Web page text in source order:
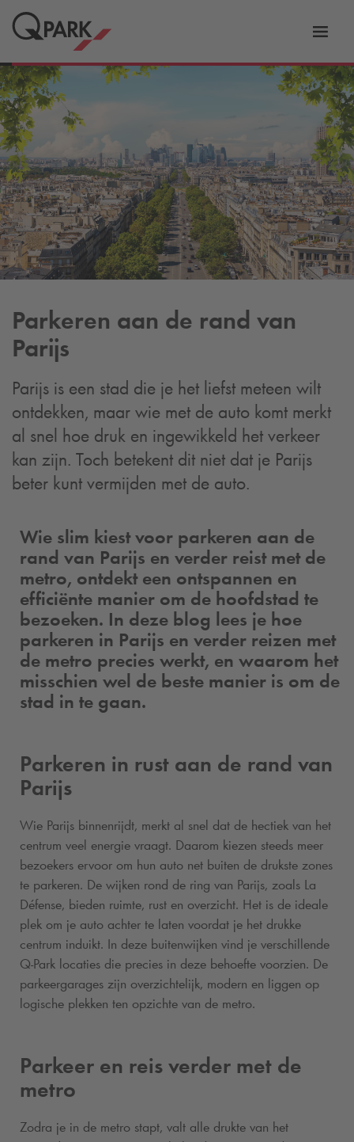
Parkeren aan de rand van
Parijs
Parijs is een stad die je het liefst meteen wilt
ontdekken, maar wie met de auto komt merkt
al snel hoe druk en ingewikkeld het verkeer
kan zijn. Toch betekent dit niet dat je Parijs
beter kunt vermijden met de auto.
Wie slim kiest voor parkeren aan de
rand van Parijs en verder reist met de
metro, ontdekt een ontspannen en
efficiënte manier om de hoofdstad te
bezoeken. In deze blog lees je hoe
parkeren in Parijs en verder reizen met
de metro precies werkt, en waarom het
misschien wel de beste manier is om de
stad in te gaan.
Parkeren in rust aan de rand van
Parijs
Wie Parijs binnenrijdt, merkt al snel dat de hectiek van het
centrum veel energie vraagt. Daarom kiezen steeds meer
bezoekers ervoor om hun auto net buiten de drukste zones
te parkeren. De wijken rond de ring van Parijs, zoals La
Défense, bieden ruimte, rust en overzicht. Het is de ideale
plek om je auto achter te laten voordat je het drukke
centrum induikt. In deze buitenwijken vind je verschillende
Q-Park locaties die precies in deze behoefte voorzien. De
parkeergarages zijn overzichtelijk, modern en liggen op
logische plekken ten opzichte van de metro.
Parkeer en reis verder met de
metro
Zodra je in de metro stapt, valt alle drukte van het